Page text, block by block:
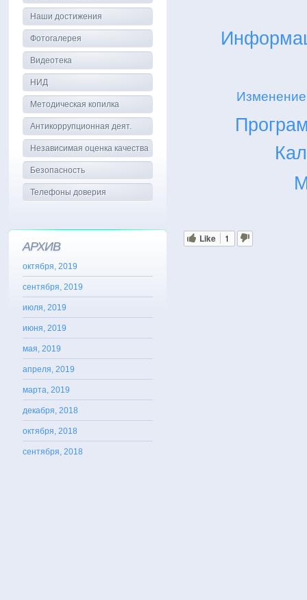
Like 1
Наши достижения
Фотогалерея
Видеотека
НИД
Методическая копилка
Антикоррупционная деят.
Независимая оценка качества
Безопасность
Телефоны доверия
АРХИВ
октября, 2019
сентября, 2019
июля, 2019
июня, 2019
мая, 2019
апреля, 2019
марта, 2019
декабря, 2018
октября, 2018
сентября, 2018